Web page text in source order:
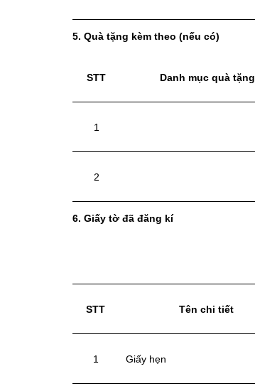
5. Quà tặng kèm theo (nếu có)
STT Danh mục quà tặng
1
2
6. Giấy tờ đã đăng kí
STT Tên chi tiết
1 Giấy hẹn